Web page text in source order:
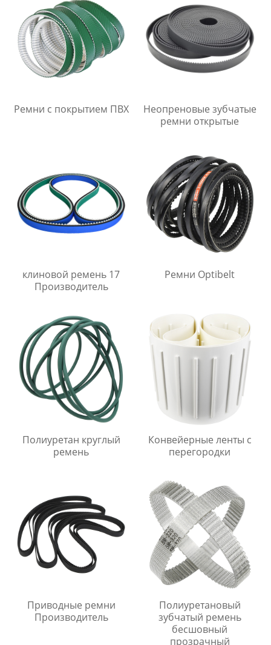
Ремни с покрытием ПВХ
Неопреновые зубчатые
ремни открытые
клиновой ремень 17
Производитель
Ремни Optibelt
Полиуретан круглый
ремень
Конвейерные ленты с
перегородки
Приводные ремни
Производитель
Полиуретановый
зубчатый ремень
бесшовный
прозрачный